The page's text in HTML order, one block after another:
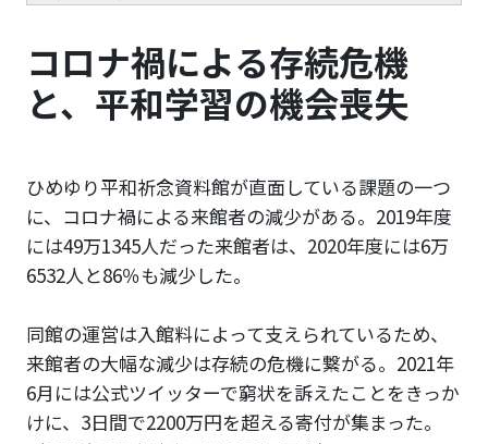
コロナ禍による存続危機
と、平和学習の機会喪失
ひめゆり平和祈念資料館が直面している課題の一つ
に、コロナ禍による来館者の減少がある。2019年度
には49万1345人だった来館者は、2020年度には6万
6532人と86％も減少した。
同館の運営は入館料によって支えられているため、
来館者の大幅な減少は存続の危機に繋がる。2021年
6月には公式ツイッターで窮状を訴えたことをきっか
けに、3日間で2200万円を超える寄付が集まった。